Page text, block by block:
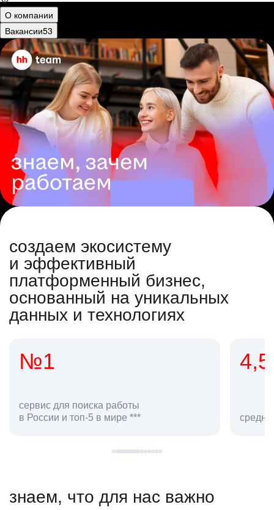
О компании
Вакансии53
создаем экосистему
и эффективный
платформенный бизнес,
основанный на уникальных
данных и технологиях
4,5
средняя оценка hh.ru как работодателя **
в hh.ru
знаем, что для нас важно